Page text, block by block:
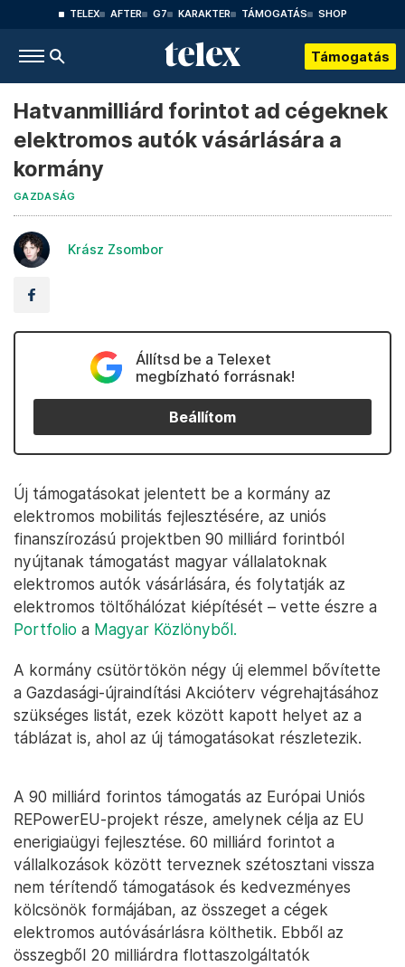
TELEX AFTER G7 KARAKTER TÁMOGATÁS SHOP
Támogatás
Hatvanmilliárd forintot ad cégeknek
elektromos autók vásárlására a
kormány
GAZDASÁG
Krász Zsombor
Állítsd be a Telexet
megbízható forrásnak!
Beállítom
Új támogatásokat jelentett be a kormány az
elektromos mobilitás fejlesztésére, az uniós
finanszírozású projektben 90 milliárd forintból
nyújtanak támogatást magyar vállalatoknak
elektromos autók vásárlására, és folytatják az
elektromos töltőhálózat kiépítését – vette észre a
Portfolio a Magyar Közlönyből.
A kormány csütörtökön négy új elemmel bővítette
a Gazdasági-újraindítási Akcióterv végrehajtásához
szükséges listát, ezek között kapott helyet az a
táblázat is, ahol az új támogatásokat részletezik.
A 90 milliárd forintos támogatás az Európai Uniós
REPowerEU-projekt része, amelynek célja az EU
enerigiaügyi fejlesztése. 60 milliárd forintot a
vállalkozások között terveznek szétosztani vissza
nem térítendő támogatások és kedvezményes
kölcsönök formájában, az összeget a cégek
elektromos autóvásárlásra költhetik. Ebből az
összegből 20 milliárdra flottaszolgáltatók